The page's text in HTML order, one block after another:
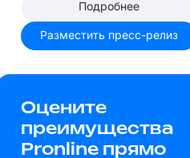
Подробнее
Разместить пресс-релиз
Оцените
преимущества
Pronline прямо